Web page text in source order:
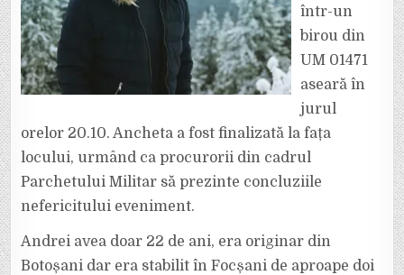
MILITARĂ
01471
DIN
FOCȘANI.
ANDREI
DĂNILĂ
MAISTRU
A
într-un
birou din
UM 01471
aseară în
jurul
orelor 20.10. Ancheta a fost finalizată la fața
locului, urmând ca procurorii din cadrul
Parchetului Militar să prezinte concluziile
nefericitului eveniment.
Andrei avea doar 22 de ani, era originar din
Botoșani dar era stabilit în Focșani de aproape doi